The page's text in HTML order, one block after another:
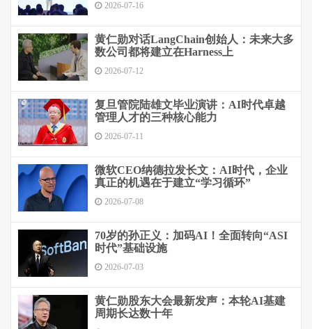
2026-07-16
黄仁勋对话LangChain创始人：未来大多
数公司都将建立在Harness上
2026-07-12
复旦管院陆雄文毕业演讲：AI时代卓越
管理人才的三种核心能力
2026-07-11
微软CEO纳德拉发长文：AI时代，企业
真正的机遇在于建立“学习循环”
2026-07-08
70岁的孙正义：加码AI！全面转向“ASI
时代”基础设施
2026-07-03
黄仁勋股东大会最新发声：本轮AI基建
周期长达数十年